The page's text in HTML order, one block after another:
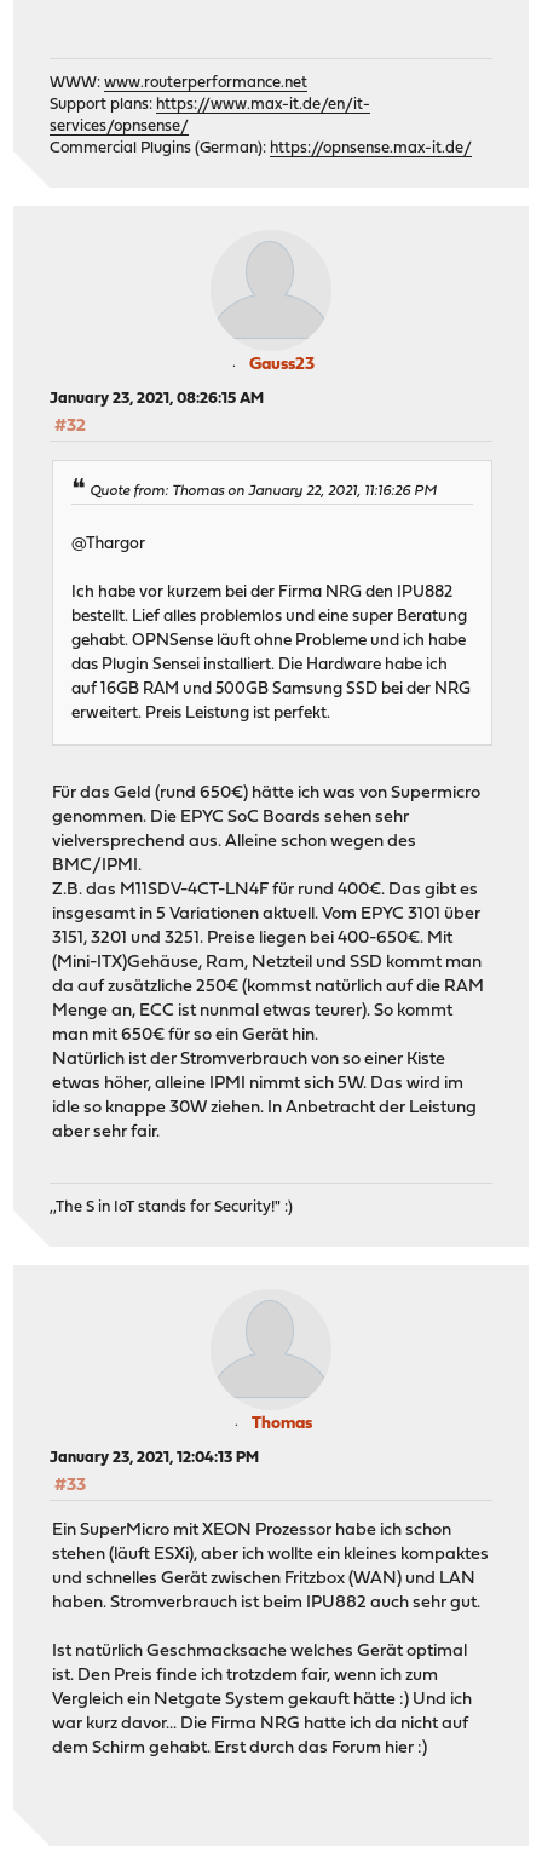
WWW:www.routerperformance.net
Support plans: https://www.max-it.de/en/it-
services/opnsense/
Commercial Plugins (German): https://opnsense.max-it.de/
Gauss23
January 23, 2021, 08:26:15 AM
#32
Quote from: Thomas on January 22, 2021, 11:16:26 PM
@Thargor
Ich habe vor kurzem bei der Firma NRG den IPU882
bestellt. Lief alles problemlos und eine super Beratung
gehabt. OPNSense läuft ohne Probleme und ich habe
das Plugin Sensei installiert. Die Hardware habe ich
auf 16GB RAM und 500GB Samsung SSD bei der NRG
erweitert. Preis Leistung ist perfekt.
Für das Geld (rund 650€) hätte ich was von Supermicro
genommen. Die EPYC SoC Boards sehen sehr
vielversprechend aus. Alleine schon wegen des
BMC/IPMI.
Z.B. das M11SDV-4CT-LN4F für rund 400€. Das gibt es
insgesamt in 5 Variationen aktuell. Vom EPYC 3101 über
3151, 3201 und 3251. Preise liegen bei 400-650€. Mit
(Mini-ITX)Gehäuse, Ram, Netzteil und SSD kommt man
da auf zusätzliche 250€ (kommst natürlich auf die RAM
Menge an, ECC ist nunmal etwas teurer). So kommt
man mit 650€ für so ein Gerät hin.
Natürlich ist der Stromverbrauch von so einer Kiste
etwas höher, alleine IPMI nimmt sich 5W. Das wird im
idle so knappe 30W ziehen. In Anbetracht der Leistung
aber sehr fair.
,,The S in IoT stands for Security!" :)
Thomas
January 23, 2021, 12:04:13 PM
#33
Ein SuperMicro mit XEON Prozessor habe ich schon
stehen (läuft ESXi), aber ich wollte ein kleines kompaktes
und schnelles Gerät zwischen Fritzbox (WAN) und LAN
haben. Stromverbrauch ist beim IPU882 auch sehr gut.
Ist natürlich Geschmacksache welches Gerät optimal
ist. Den Preis finde ich trotzdem fair, wenn ich zum
Vergleich ein Netgate System gekauft hätte :) Und ich
war kurz davor... Die Firma NRG hatte ich da nicht auf
dem Schirm gehabt. Erst durch das Forum hier :)